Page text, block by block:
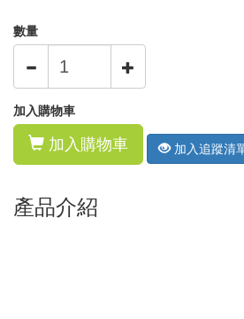
數量
加入購物車
加入購物車 加入追蹤清
產品介紹